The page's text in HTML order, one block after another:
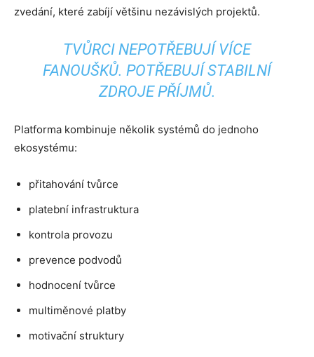
zvedání, které zabíjí většinu nezávislých projektů.
TVŮRCI NEPOTŘEBUJÍ VÍCE
FANOUŠKŮ. POTŘEBUJÍ STABILNÍ
ZDROJE PŘÍJMŮ.
Platforma kombinuje několik systémů do jednoho
ekosystému:
přitahování tvůrce
platební infrastruktura
kontrola provozu
prevence podvodů
hodnocení tvůrce
multiměnové platby
motivační struktury